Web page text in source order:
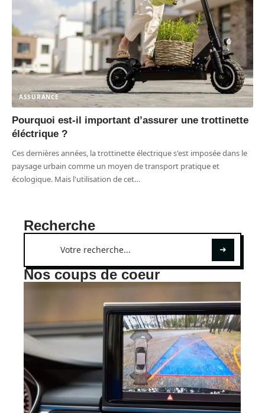
ASSURANCE
Pourquoi est-il important d’assurer une trottinette
éléctrique ?
Ces dernières années, la trottinette électrique s'est imposée dans le
paysage urbain comme un moyen de transport pratique et
écologique. Mais l'utilisation de cet…
Recherche
Nos coups de coeur